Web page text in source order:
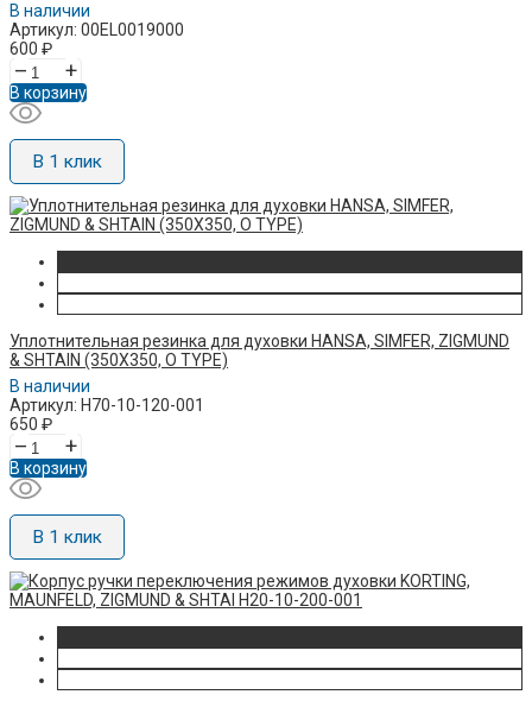
В наличии
Артикул: 00EL0019000
600 ₽
– +
В корзину
В 1 клик
Уплотнительная резинка для духовки HANSA, SIMFER, ZIGMUND
& SHTAIN (350X350, O TYPE)
В наличии
Артикул: H70-10-120-001
650 ₽
– +
В корзину
В 1 клик